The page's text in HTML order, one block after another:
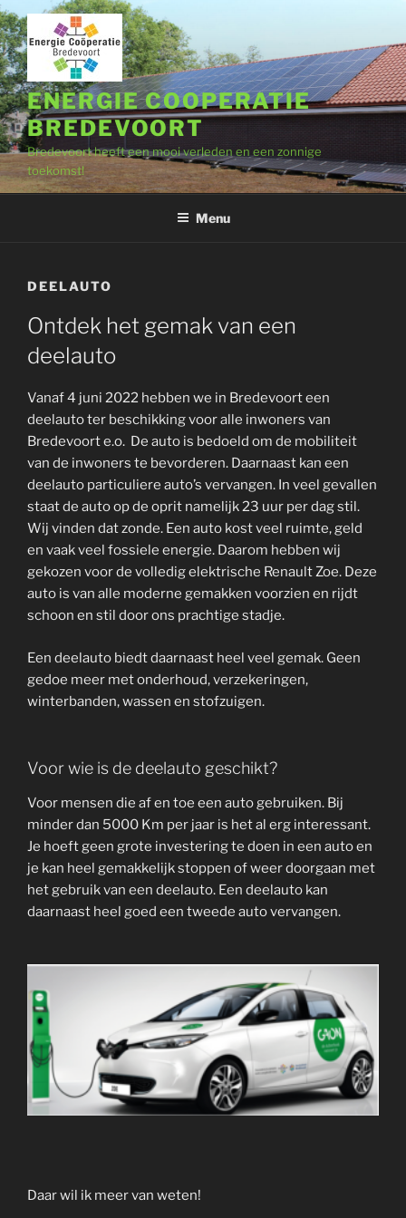
Ga
naar
de
inhoud
ENERGIE COOPERATIE
BREDEVOORT
Bredevoort heeft een mooi verleden en een zonnige
toekomst!
Menu
DEELAUTO
Ontdek het gemak van een
deelauto
Vanaf 4 juni 2022 hebben we in Bredevoort een
deelauto ter beschikking voor alle inwoners van
Bredevoort e.o. De auto is bedoeld om de mobiliteit
van de inwoners te bevorderen. Daarnaast kan een
deelauto particuliere auto’s vervangen. In veel gevallen
staat de auto op de oprit namelijk 23 uur per dag stil.
Wij vinden dat zonde. Een auto kost veel ruimte, geld
en vaak veel fossiele energie. Daarom hebben wij
gekozen voor de volledig elektrische Renault Zoe. Deze
auto is van alle moderne gemakken voorzien en rijdt
schoon en stil door ons prachtige stadje.
Een deelauto biedt daarnaast heel veel gemak. Geen
gedoe meer met onderhoud, verzekeringen,
winterbanden, wassen en stofzuigen.
Voor wie is de deelauto geschikt?
Voor mensen die af en toe een auto gebruiken. Bij
minder dan 5000 Km per jaar is het al erg interessant.
Je hoeft geen grote investering te doen in een auto en
je kan heel gemakkelijk stoppen of weer doorgaan met
het gebruik van een deelauto. Een deelauto kan
daarnaast heel goed een tweede auto vervangen.
Daar wil ik meer van weten!